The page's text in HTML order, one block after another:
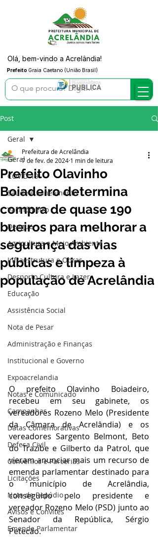
Prefeito Graia Caetano (União Brasil)
Olá, bem-vindo a Acrelândia!
Post
Geral
COVID-19
Saúde e Saneamento
Vacinômetro
Dengue
Agricultura e Meio Ambiente
Infraestrutura e Obras
Desporto Cultura e Lazer
Educação
Assistência Social
Nota de Pesar
Administração e Finanças
Institucional e Governo
Expoacrelandia
Notas e Comunicado
Campanhas
Datas Comemorativas
Defesa Civil
Convênios e Parcerias
Licitações
Nota de Repúdio
Avisos e Convites
Emenda Parlamentar
Geral
Prefeito Olavinho
Boiadeiro determina
compra de quase 190
bueiros para melhorar a
segurança das vias
públicas e limpeza à
população de Acrelândia
Prefeitura de Acrelândia
7 de fev. de 2024 1 min de leitura
O prefeito Olavinho Boiadeiro,
recebeu em seu gabinete, os
vereadores Rozeno Melo (Presidente
da Câmara de Acrelândia) e os
vereadores Sargento Belmont, Beto
do Trazibe e Gilberto da Patrol, que
vieram anunciar mais um recurso de
emenda parlamentar destinado para
o município de Acrelândia,
conseguido pelo presidente e
vereador Rozeno Melo (PSD) junto ao
Senador da República, Sérgio
Petecão.